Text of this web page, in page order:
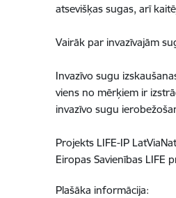
atsevišķas sugas, arī
Vairāk par invazīvajām
Invazīvo sugu
viens no mērķiem ir
invazīvo sugu
Projekts LIFE-IP
Eiropas Savienības LIFE
Plašāka informācija: